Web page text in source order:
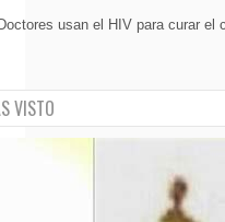
usan el HIV para curar el
VISTO